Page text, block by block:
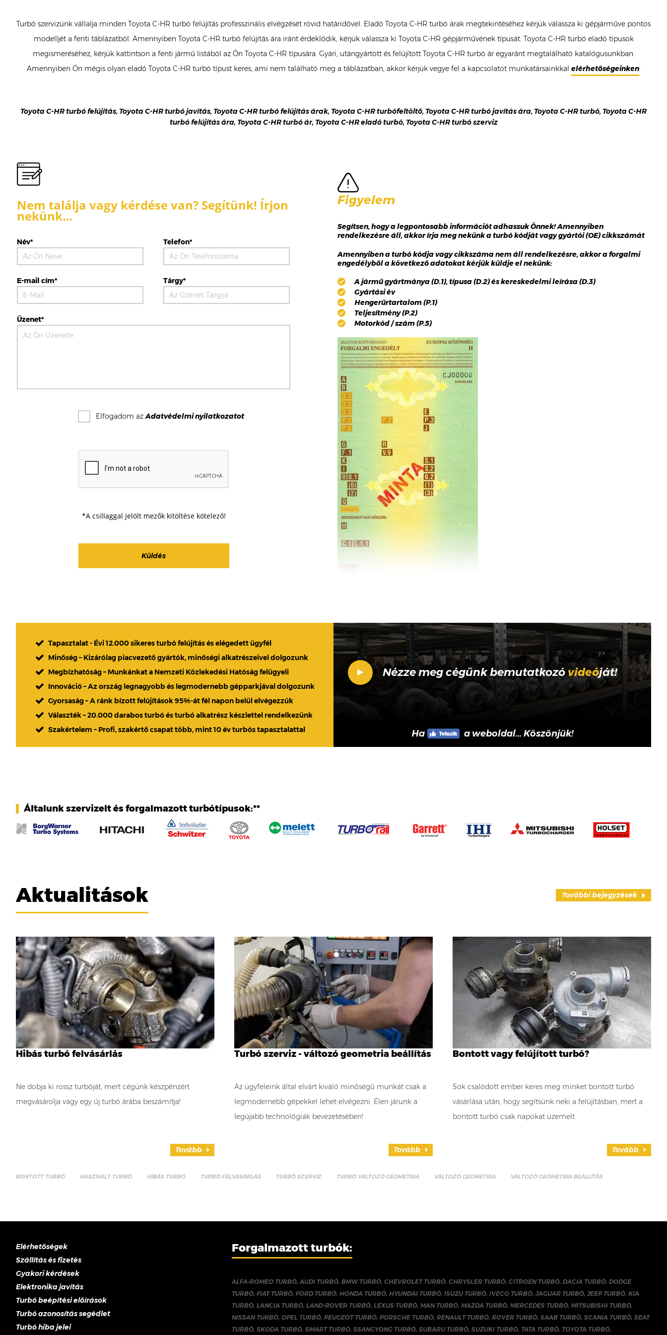
Turbó szervizünk vállalja minden Toyota C-HR turbó felújítás professzinális elvégzését rövid határidővel. Eladó Toyota C-HR turbó árak megtekintéséhez kérjük válassza ki gépjárműve pontos
modelljét a fenti táblázatból. Amennyiben Toyota C-HR turbó felújítás ára iránt érdeklődik, kérjük válassza ki Toyota C-HR gépjárművének típusát. Toyota C-HR turbó eladó típusok
megismeréséhez, kérjük kattintson a fenti jármű listából az Ön Toyota C-HR típusára. Gyári, utángyártott és felújított Toyota C-HR turbó ár egyaránt megtalálható katalógusunkban.
Amennyiben Ön mégis olyan eladó Toyota C-HR turbó típust keres, ami nem található meg a táblázatban, akkor kérjük vegye fel a kapcsolatot munkatársainkkal elérhetőségeinken.
Toyota C-HR turbó felújítás, Toyota C-HR turbó javítás, Toyota C-HR turbó felújítás árak, Toyota C-HR turbófeltöltő, Toyota C-HR turbó javítás ára, Toyota C-HR turbó, Toyota C-HR
turbó felújítás ára, Toyota C-HR turbó ár, Toyota C-HR eladó turbó, Toyota C-HR turbó szerviz
Nem találja vagy kérdése van? Segítünk! Írjon
nekünk…
Név* Telefon*
E-mail cím* Tárgy*
Üzenet*
Elfogadom azAdatvédelmi nyilatkozatot
*A csillaggal jelölt mezők kitöltése kötelező!
Figyelem
Segítsen, hogy a legpontosabb információt adhassuk Önnek! Amennyiben
rendelkezésre áll, akkor írja meg nekünk a turbó kódját vagy gyártói (OE) cikkszámát
Amennyiben a turbó kódja vagy cikkszáma nem áll rendelkezésre, akkor a forgalmi
engedélyből a következő adatokat kérjük küldje el nekünk:
A jármű gyártmánya (D.1), típusa (D.2) és kereskedelmi leírása (D.3)
Gyártási év
Hengerűrtartalom (P.1)
Teljesítmény (P.2)
Motorkód / szám (P.5)
Tapasztalat - Évi 12.000 sikeres turbó felújítás és elégedett ügyfél
Minőség – Kizárólag piacvezető gyártók, minőségi alkatrészeivel dolgozunk
Megbízhatóság – Munkánkat a Nemzeti Közlekedési Hatóság felügyeli
Innováció – Az ország legnagyobb és legmodernebb gépparkjával dolgozunk
Gyorsaság – A ránk bízott felújítások 95%-át fél napon belül elvégezzük
Választék – 20.000 darabos turbó és turbó alkatrész készlettel rendelkezünk
Szakértelem – Profi, szakértő csapat több, mint 10 év turbós tapasztalattal
Nézze meg cégünk bemutatkozóvideóját!
Ha a weboldal... Köszönjük!
Általunk szervizelt és forgalmazott turbótípusok:**
Aktualitások További bejegyzések
Hibás turbó felvásárlás
Ne dobja ki rossz turbóját, mert cégünk készpénzért
megvásárolja vagy egy új turbó árába beszámítja!
Tovább
Turbó szerviz - változó geometria beállítás
Az ügyfeleink által elvárt kiváló minőségű munkát csak a
legmodernebb gépekkel lehet elvégezni. Élen járunk a
legújabb technológiák bevezetésében!
Tovább
Bontott vagy felújított turbó?
Sok csalódott ember keres meg minket bontott turbó
vásárlása után, hogy segítsünk neki a felújításban, mert a
bontott turbó csak napokat üzemelt.
Tovább
BONTOTT TURBÓ HASZNÁLT TURBÓ HIBÁS TURBÓ TURBÓ FELVÁSÁRLÁS TURBÓ SZERVIZ TURBÓ VÁLTOZÓ GEOMETRIA VÁLTOZÓ GEOMETRIA VÁLTOZÓ GEOMETRIA BEÁLLÍTÁS
Elérhetőségek
Szállítás és fizetés
Gyakori kérdések
Elektronika javítás
Turbó beépítési előírások
Turbó azonosítás segédlet
Turbó hiba jelei
Forgalmazott turbók:
ALFA-ROMEO TURBÓ,AUDI TURBÓ, BMW TURBÓ, CHEVROLET TURBÓ, CHRYSLER TURBÓ, CITROEN TURBÓ, DACIA TURBÓ, DODGE
TURBÓ, FIAT TURBÓ, FORD TURBÓ, HONDA TURBÓ, HYUNDAI TURBÓ, ISUZU TURBÓ, IVECO TURBÓ, JAGUAR TURBÓ, JEEP TURBÓ, KIA
TURBÓ, LANCIA TURBÓ, LAND-ROVER TURBÓ, LEXUS TURBÓ, MAN TURBÓ, MAZDA TURBÓ, MERCEDES TURBÓ, MITSUBISHI TURBÓ,
NISSAN TURBÓ, OPEL TURBÓ, PEUGEOT TURBÓ, PORSCHE TURBÓ, RENAULT TURBÓ, ROVER TURBÓ, SAAB TURBÓ, SCANIA TURBÓ, SEAT
TURBÓ, SKODA TURBÓ, SMART TURBÓ, SSANGYONG TURBÓ, SUBARU TURBÓ, SUZUKI TURBÓ, TATA TURBÓ, TOYOTA TURBÓ,